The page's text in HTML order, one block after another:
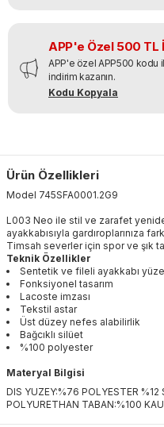
APP'e Özel 500 TL
APP'e özel APP500 kodu
indirim kazanın.
Kodu Kopyala
Ürün Özellikleri
Model 745SFA0001.2G9
L003 Neo ile stil ve zarafet
ayakkabısıyla gardıroplarınıza
Timsah severler için spor ve şık
Teknik Özellikler
Sentetik ve fileli ayakkabı
Fonksiyonel tasarım
Lacoste imzası
Tekstil astar
Üst düzey nefes alabilirlik
Bağcıklı silüet
%100 polyester
Materyal Bilgisi
DIS YUZEY:%76 POLYESTER %12
POLYURETHAN TABAN:%100